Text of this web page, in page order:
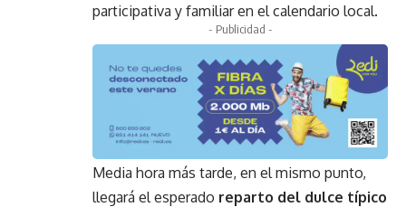
participativa y familiar en el calendario local.
- Publicidad -
Media hora más tarde, en el mismo punto,
llegará el esperado reparto del dulce típico